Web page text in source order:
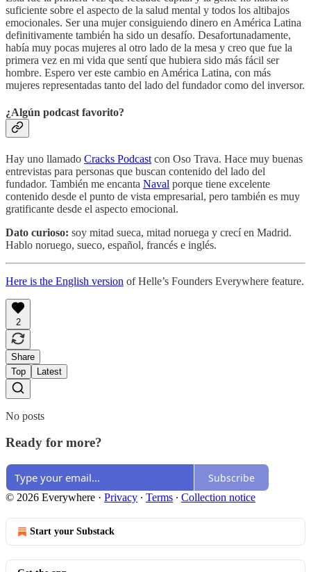
suficiente sobre el aspecto de la salud mental y todos los altibajos
emocionales. Ser una mujer consiguiendo dinero en América Latina
definitivamente también ha sido un desafío. Desafortunadamente,
había muy pocas mujeres al otro lado de la mesa y creo que fue la
primera vez en mi vida que sentí que hubiera sido más fácil ser
hombre. Espero ver este cambio en América Latina, con más
mujeres representadas tanto del lado del fundador como del inversor.
¿Algún podcast favorito?
Hay uno llamado Cracks Podcast con Oso Trava. Hace muy buenas
entrevistas para personas que buscan contenido del lado del
fundador. También me encanta Naval porque tiene excelente
contenido desde el punto de vista empresarial, pero también es muy
gratificante desde el aspecto emocional.
Dato curioso: soy mitad sueca, mitad noruega y crecí en Madrid.
Hablo noruego, sueco, español, francés e inglés.
Here is the English version of Helle’s Founders Everywhere feature.
2
Share
Top
Latest
No posts
Ready for more?
Subscribe
© 2026 Everywhere · Privacy ∙ Terms ∙ Collection notice
Start your Substack